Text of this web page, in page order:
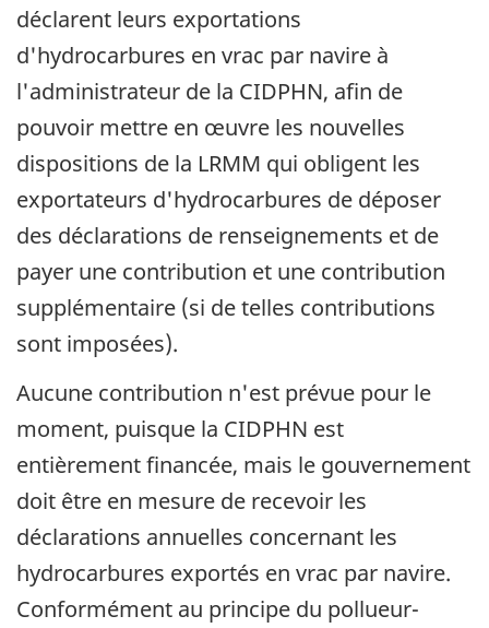
déclarent leurs exportations
d'hydrocarbures en vrac par navire à
l'administrateur de la CIDPHN, afin de
pouvoir mettre en œuvre les nouvelles
dispositions de la LRMM qui obligent les
exportateurs d'hydrocarbures de déposer
des déclarations de renseignements et de
payer une contribution et une contribution
supplémentaire (si de telles contributions
sont imposées).
Aucune contribution n'est prévue pour le
moment, puisque la CIDPHN est
entièrement financée, mais le gouvernement
doit être en mesure de recevoir les
déclarations annuelles concernant les
hydrocarbures exportés en vrac par navire.
Conformément au principe du pollueur-